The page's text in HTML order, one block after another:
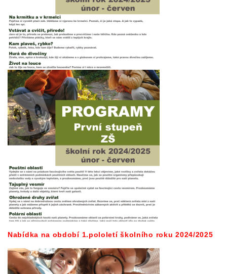
Nabídka na období 1.pololetí školního roku 2024/2025